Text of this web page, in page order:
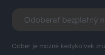
Odoberať bezplatný
Odber je možné kedykoľvek